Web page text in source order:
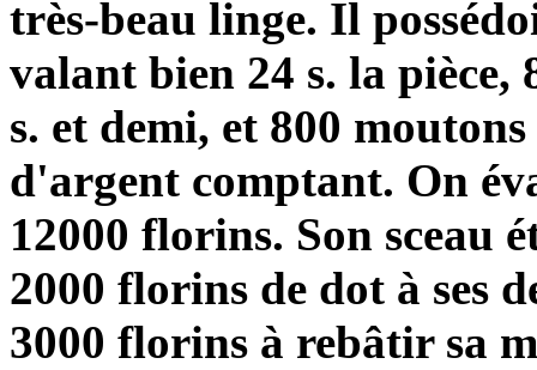
très-beau linge. Il
valant bien 24 s. la pièce,
s. et demi, et 800
d'argent comptant. On
12000 florins. Son sceau
2000 florins de dot à ses
3000 florins à rebâtir sa